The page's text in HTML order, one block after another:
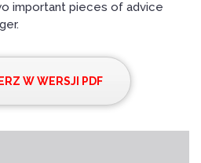
important pieces of advice
W WERSJI PDF